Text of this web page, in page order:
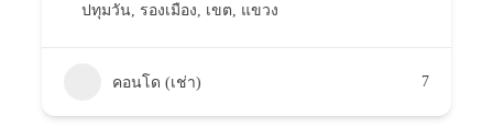
ปทุมวัน รองเมือง เขต แขวง
คอนโด (เช่า) 7